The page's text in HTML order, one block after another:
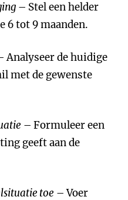
– Stel een helder
6 tot 9 maanden.
Analyseer de huidige
met de gewenste
– Formuleer een
geeft aan de
toe – Voer